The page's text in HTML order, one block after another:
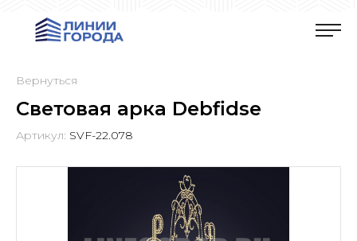
Вернуться
Световая арка Debfidse
Артикул: SVF-22.078